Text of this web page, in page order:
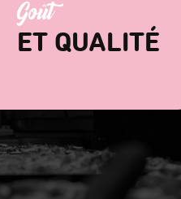
Goût
ET QUALITÉ